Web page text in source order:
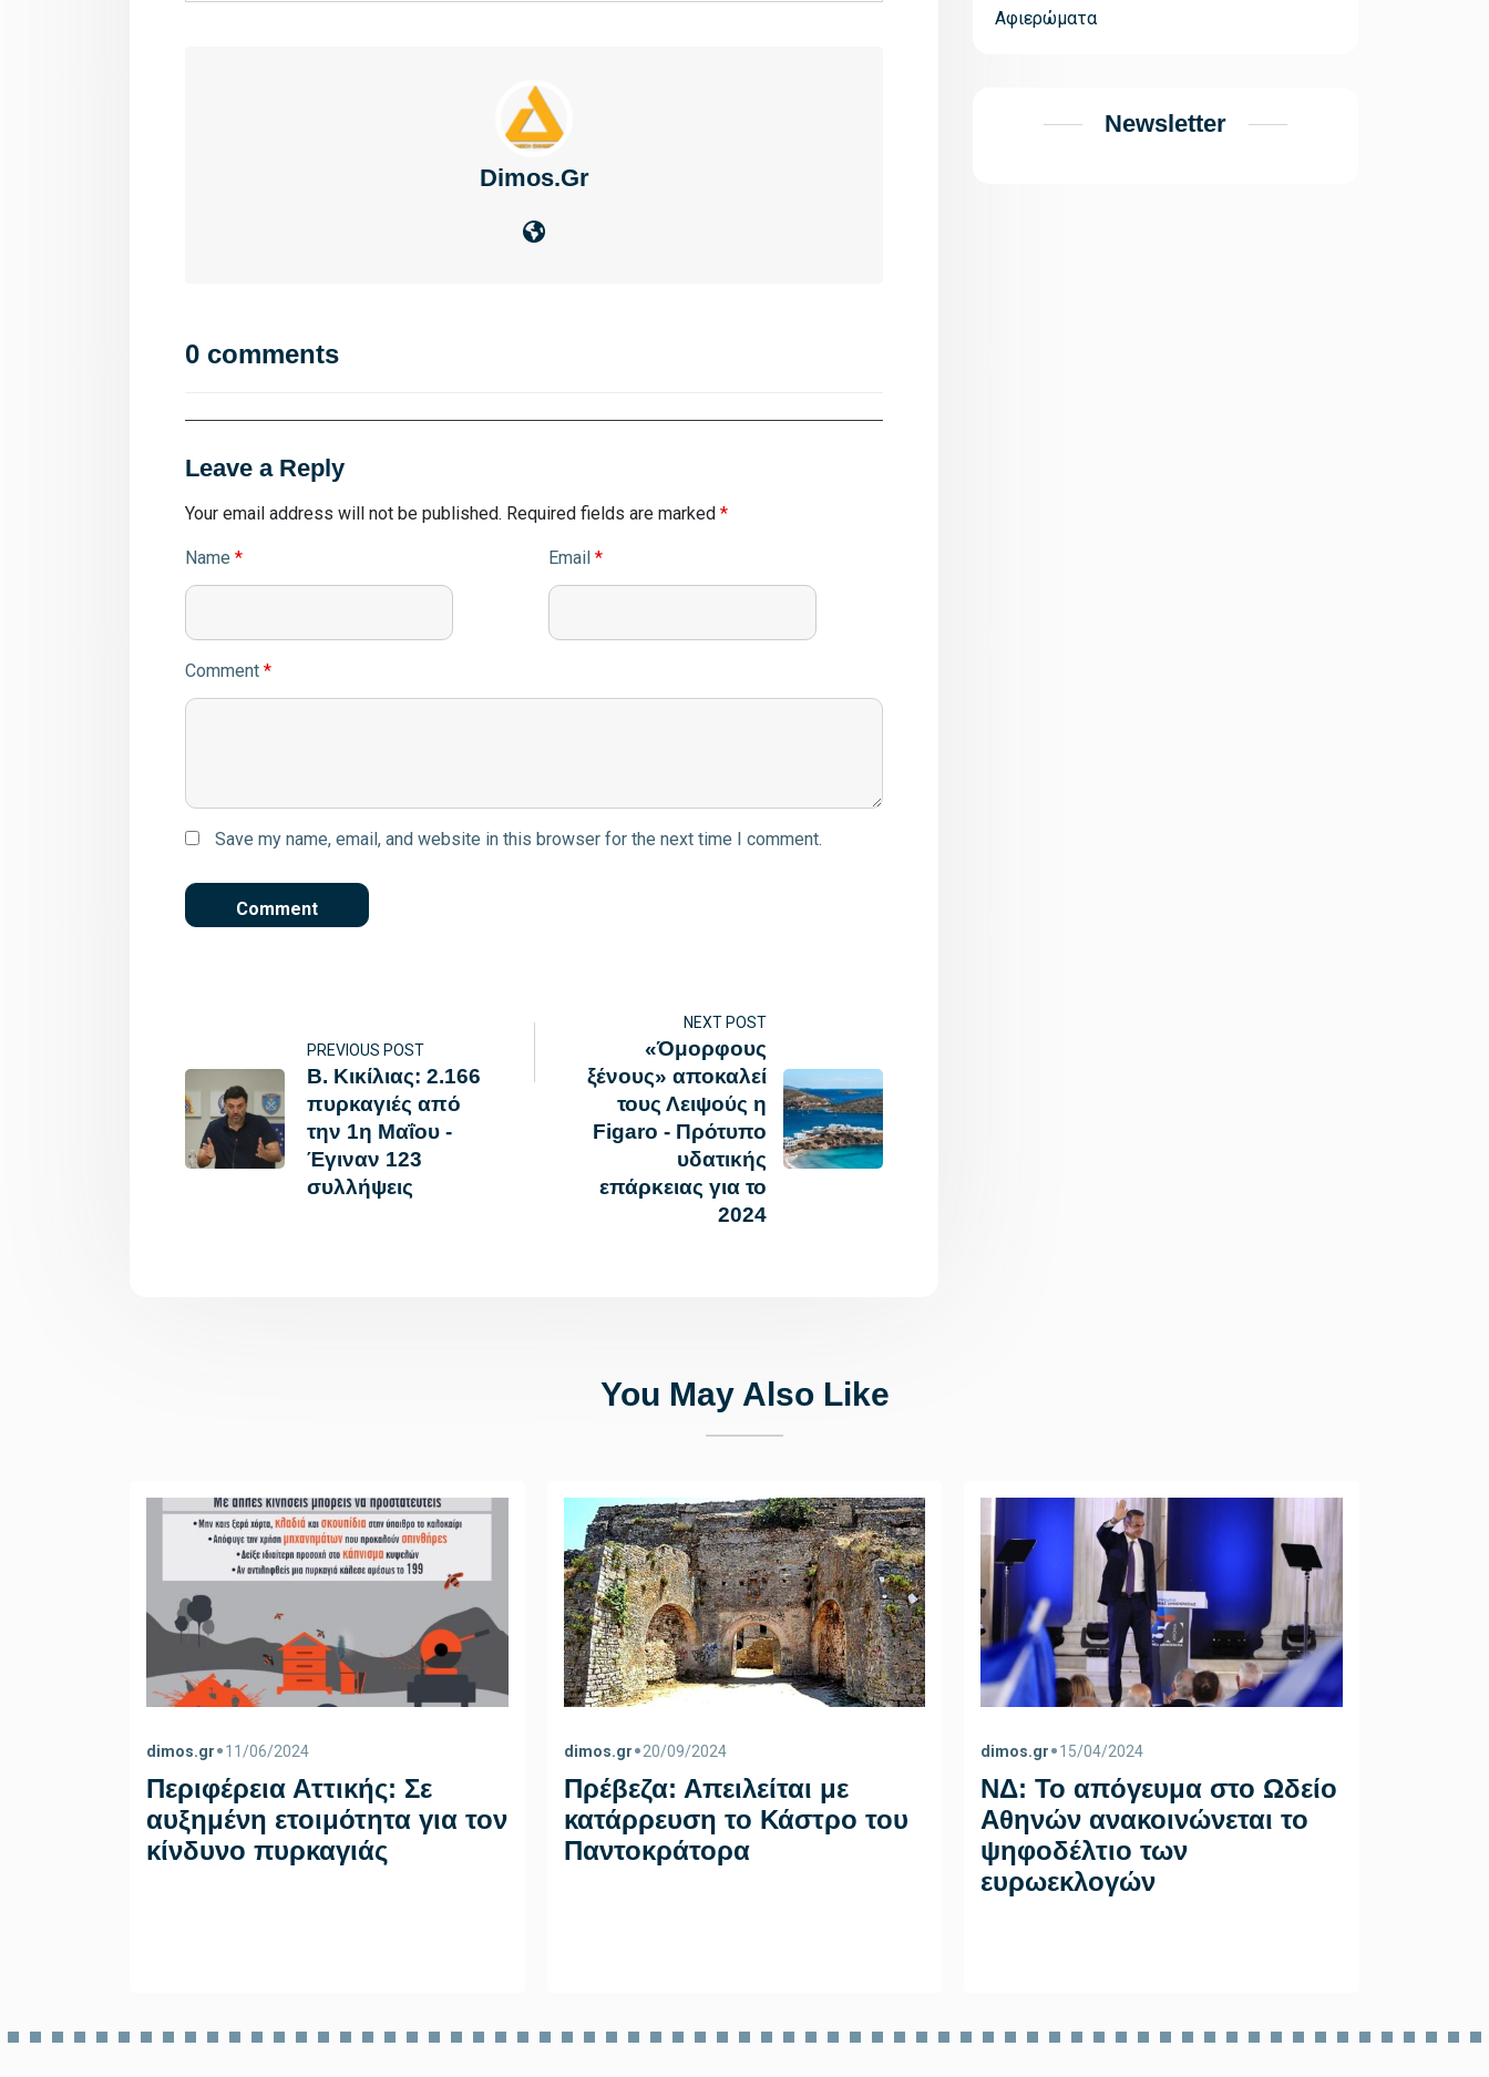
Dimos.gr
0 comments
Leave a Reply
Your email address will not be published. Required fields are marked *
Name * Email *
Comment *
Save my name, email, and website in this browser for the next time I comment.
PREVIOUS POST
Β. Κικίλιας: 2.166
πυρκαγιές από
την 1η Μαΐου -
Έγιναν 123
συλλήψεις
NEXT POST
«Όμορφους
ξένους» αποκαλεί
τους Λειψούς η
Figaro - Πρότυπο
υδατικής
επάρκειας για το
2024
Αφιερώματα
Newsletter
You May Also Like
dimos.gr•11/06/2024
Περιφέρεια Αττικής: Σε
αυξημένη ετοιμότητα για τον
κίνδυνο πυρκαγιάς
dimos.gr•20/09/2024
Πρέβεζα: Απειλείται με
κατάρρευση το Κάστρο του
Παντοκράτορα
dimos.gr•15/04/2024
ΝΔ: Το απόγευμα στο Ωδείο
Αθηνών ανακοινώνεται το
ψηφοδέλτιο των
ευρωεκλογών